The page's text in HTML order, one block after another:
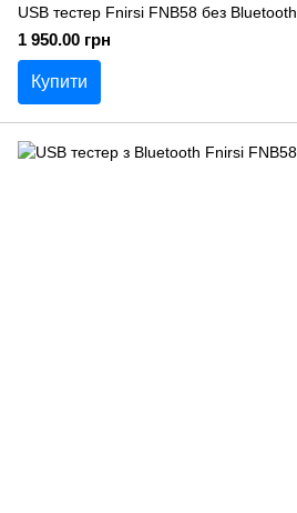
USB тестер Fnirsi FNB58 без Bluetooth
1 950.00 грн
Купити